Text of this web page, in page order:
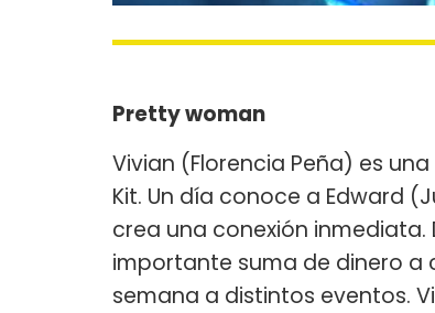
Pretty woman
Vivian (Florencia Peña) es
Kit. Un día conoce a Edward
crea una conexión inmediata.
importante suma de dinero
semana a distintos eventos.